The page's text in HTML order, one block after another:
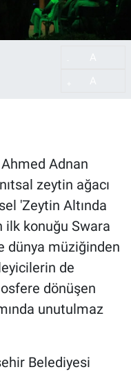
Adnan
zeytin ağacı
'Zeytin Altında
ilk konuğu Swara
dünya müziğinden
de
dönüşen
unutulmaz
Belediyesi